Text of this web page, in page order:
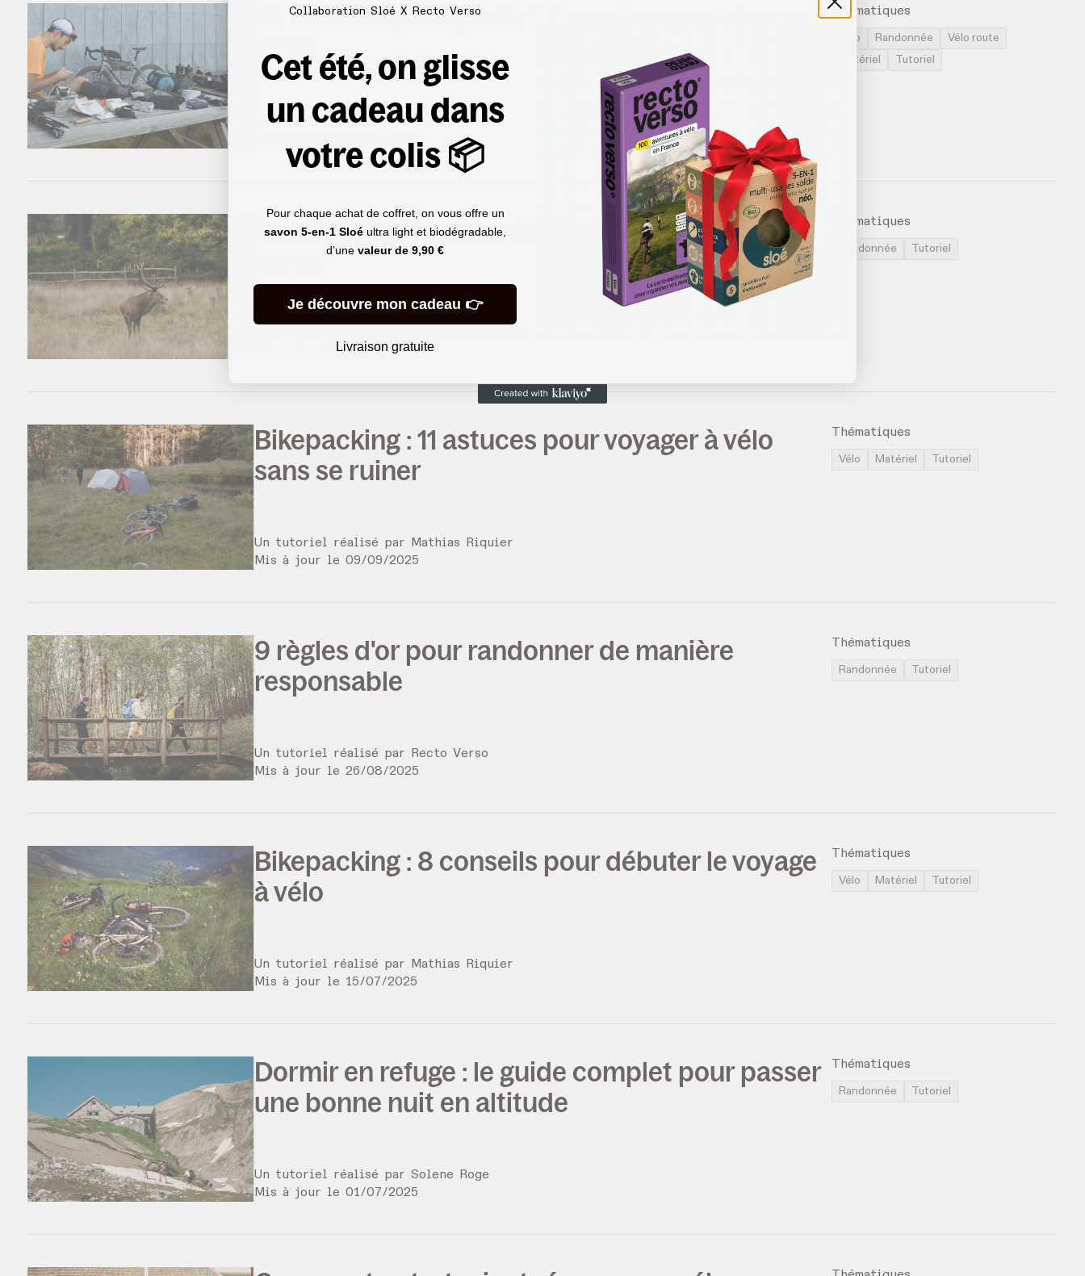
20 conseils pour partir à l’aventure pas cher en
2026
Un tutoriel réalisé parRecto Verso
Thématiques
Vélo Randonnée
Vélo route
Matériel
Tutoriel
Randonnée et brame du cerf : tout ce qu’il faut
savoir
Mis à jour le23/09/ 2025
Thématiques
Randonnée Tutoriel
Bikepacking : 11 astuces pour voyager à vélo
sans se ruiner
Un tutoriel réalisé par
Mathias Riquier
Mis à jour le 09/09/2025
Thématiques
Vélo Matériel Tutoriel
9 règles d'or pour randonner de manière
responsable
Un tutoriel réalisé par
Recto Verso
Mis à jour le 26/08/2025
Thématiques
Randonnée Tutoriel
Bikepacking : 8 conseils pour débuter le voyage
à vélo
Un tutoriel réalisé par
Mathias Riquier
Mis à jour le 15/07/2025
Thématiques
Vélo Matériel Tutoriel
Dormir en refuge : le guide complet pour passer
une bonne nuit en altitude
Un tutoriel réalisé par Solene Roge
Mis à jour le 01/07/2025
Thématiques
Randonnée Tutoriel
Collaboration Sloé X Recto Verso
Cet été, on glisse
un cadeau dans
votre colis 📦
Pour chaque achat de coffret, on vous offre un
savon 5-en-1 Sloé ultra light et biodégradable,
d’une valeur de 9,90 €
Je découvre mon cadeau 👉
Livraison gratuite